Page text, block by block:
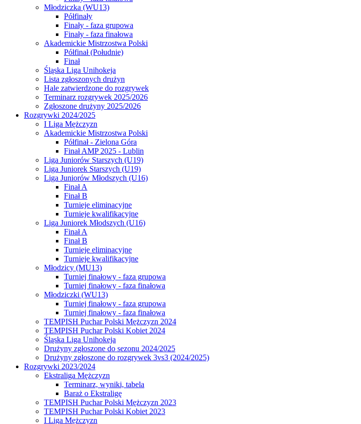
Młodziczka (WU13)
Półfinały
Finały - faza grupowa
Finały - faza finałowa
Akademickie Mistrzostwa Polski
Półfinał (Południe)
Finał
Śląska Liga Unihokeja
Lista zgłoszonych drużyn
Hale zatwierdzone do rozgrywek
Terminarz rozgrywek 2025/2026
Zgłoszone drużyny 2025/2026
Rozgrywki 2024/2025
I Liga Mężczyzn
Akademickie Mistrzostwa Polski
Półfinał - Zielona Góra
Finał AMP 2025 - Lublin
Liga Juniorów Starszych (U19)
Liga Juniorek Starszych (U19)
Liga Juniorów Młodszych (U16)
Finał A
Finał B
Turnieje eliminacyjne
Turnieje kwalifikacyjne
Liga Juniorek Młodszych (U16)
Finał A
Finał B
Turnieje eliminacyjne
Turnieje kwalifikacyjne
Młodzicy (MU13)
Turniej finałowy - faza grupowa
Turniej finałowy - faza finałowa
Młodziczki (WU13)
Turniej finałowy - faza grupowa
Turniej finałowy - faza finałowa
TEMPISH Puchar Polski Mężczyzn 2024
TEMPISH Puchar Polski Kobiet 2024
Śląska Liga Unihokeja
Drużyny zgłoszone do sezonu 2024/2025
Drużyny zgłoszone do rozgrywek 3vs3 (2024/2025)
Rozgrywki 2023/2024
Ekstraliga Mężczyzn
Terminarz, wyniki, tabela
Baraż o Ekstraligę
TEMPISH Puchar Polski Mężczyzn 2023
TEMPISH Puchar Polski Kobiet 2023
I Liga Mężczyzn